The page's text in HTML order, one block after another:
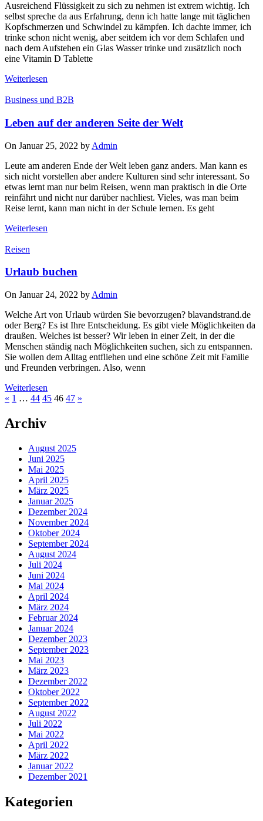
Ausreichend Flüssigkeit zu sich zu nehmen ist extrem wichtig. Ich
selbst spreche da aus Erfahrung, denn ich hatte lange mit täglichen
Kopfschmerzen und Schwindel zu kämpfen. Ich dachte immer, ich
trinke schon nicht wenig, aber seitdem ich vor dem Schlafen und
nach dem Aufstehen ein Glas Wasser trinke und zusätzlich noch
eine Vitamin D Tablette
Weiterlesen
Business und B2B
Leben auf der anderen Seite der Welt
On Januar 25, 2022 by Admin
Leute am anderen Ende der Welt leben ganz anders. Man kann es
sich nicht vorstellen aber andere Kulturen sind sehr interessant. So
etwas lernt man nur beim Reisen, wenn man praktisch in die Orte
reinfährt und nicht nur darüber nachliest. Vieles, was man beim
Reise lernt, kann man nicht in der Schule lernen. Es geht
Weiterlesen
Reisen
Urlaub buchen
On Januar 24, 2022 by Admin
Welche Art von Urlaub würden Sie bevorzugen? blavandstrand.de
oder Berg? Es ist Ihre Entscheidung. Es gibt viele Möglichkeiten da
draußen. Welches ist besser? Wir leben in einer Zeit, in der die
Menschen ständig nach Möglichkeiten suchen, sich zu entspannen.
Sie wollen dem Alltag entfliehen und eine schöne Zeit mit Familie
und Freunden verbringen. Also, wenn
Weiterlesen
« 1 … 44 45 46 47 »
Archiv
August 2025
Juni 2025
Mai 2025
April 2025
März 2025
Januar 2025
Dezember 2024
November 2024
Oktober 2024
September 2024
August 2024
Juli 2024
Juni 2024
Mai 2024
April 2024
März 2024
Februar 2024
Januar 2024
Dezember 2023
September 2023
Mai 2023
März 2023
Dezember 2022
Oktober 2022
September 2022
August 2022
Juli 2022
Mai 2022
April 2022
März 2022
Januar 2022
Dezember 2021
Kategorien